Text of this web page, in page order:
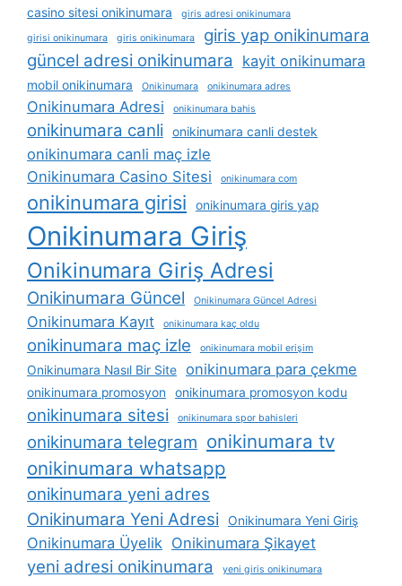
casino sitesi onikinumara giris adresi onikinumara
girisi onikinumara giris onikinumara
giris yap onikinumara
güncel adresi onikinumara
kayit onikinumara
mobil onikinumara Onikinumara onikinumara adres
Onikinumara Adresi onikinumara bahis
onikinumara canli onikinumara canli destek
onikinumara canli maç izle
Onikinumara Casino Sitesi
onikinumara com
onikinumara girisi onikinumara giris yap
Onikinumara Giriş
Onikinumara Giriş Adresi
Onikinumara Güncel Onikinumara Güncel Adresi
Onikinumara Kayıt onikinumara kaç oldu
onikinumara maç izle onikinumara mobil erişim
Onikinumara Nasıl Bir Site onikinumara para çekme
onikinumara promosyon onikinumara promosyon kodu
onikinumara sitesi onikinumara spor bahisleri
onikinumara telegram onikinumara tv
onikinumara whatsapp
onikinumara yeni adres
Onikinumara Yeni Adresi
Onikinumara Yeni Giriş
Onikinumara Üyelik Onikinumara Şikayet
yeni adresi onikinumara yeni giris onikinumara